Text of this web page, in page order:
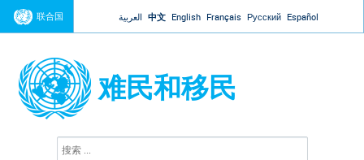
Jump to navigation
联合国 العربية 中文 English Français Русский Español
难民和移民
搜
索